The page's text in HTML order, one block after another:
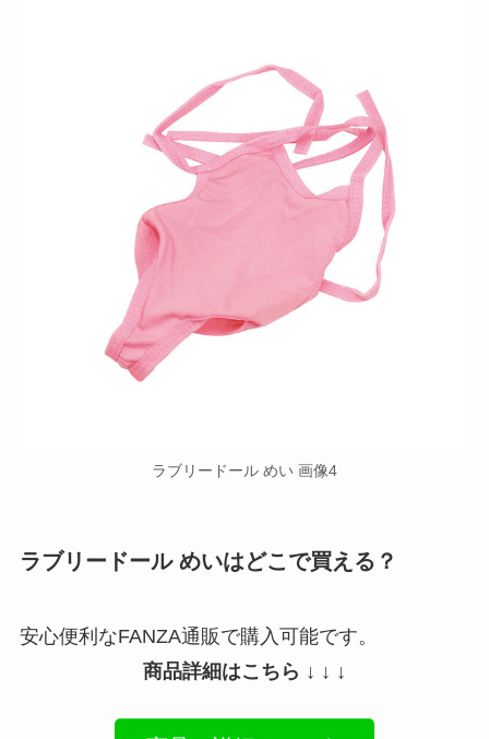
ラブリードール めい 画像4
ラブリードール めいはどこで買える？
安心便利なFANZA通販で購入可能です。
商品詳細はこちら ↓ ↓ ↓